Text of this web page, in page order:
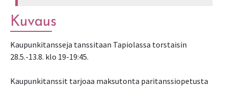
Kuvaus
Kaupunkitansseja tanssitaan Tapiolassa torstaisin
28.5.-13.8. klo 19-19:45.
Kaupunkitanssit tarjoaa maksutonta paritanssiopetusta